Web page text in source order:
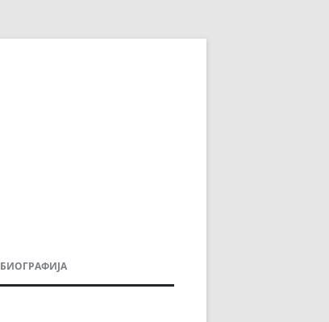
БИОГРАФИЈА